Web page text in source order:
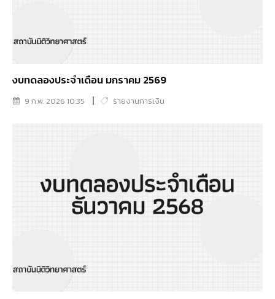
งบทดลองประจำเดือน มกราคม 2569
9 ก.พ. 2026 10:35 รายงานการเงิน